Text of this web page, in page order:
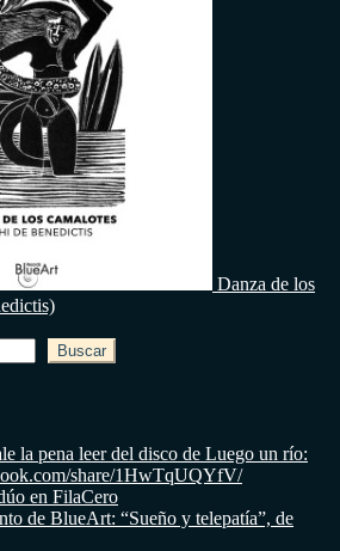
Danza de los
Buscar
la pena leer del disco de Luego un río:
share/1HwTqUQYfV/
en FilaCero
de BlueArt: “Sueño y telepatía”, de